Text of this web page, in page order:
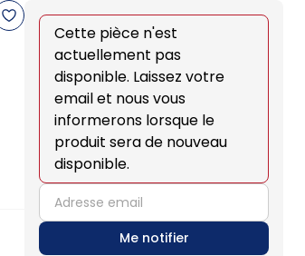
Cette pièce n'est
actuellement pas
disponible. Laissez votre
email et nous vous
informerons lorsque le
produit sera de nouveau
disponible.
email
Me notifier